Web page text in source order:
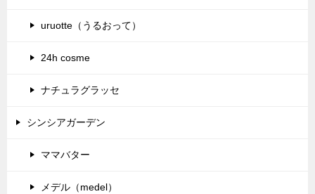
uruotte（うるおって）
24h cosme
ナチュラグラッセ
シンシアガーデン
ママバター
メデル（medel）